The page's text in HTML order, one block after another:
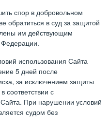
спор в добровольном
обратиться в суд за защитой
им действующим
Федерации.
использования Сайта
5 дней после
за исключением защиты
соответствии с
При нарушении условий
судом без